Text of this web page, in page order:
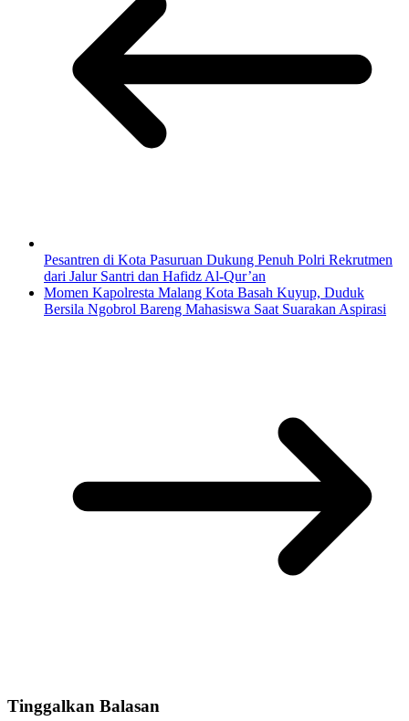
Pesantren di Kota Pasuruan Dukung Penuh Polri Rekrutmen
dari Jalur Santri dan Hafidz Al-Qur’an
Momen Kapolresta Malang Kota Basah Kuyup, Duduk
Bersila Ngobrol Bareng Mahasiswa Saat Suarakan Aspirasi
Tinggalkan Balasan